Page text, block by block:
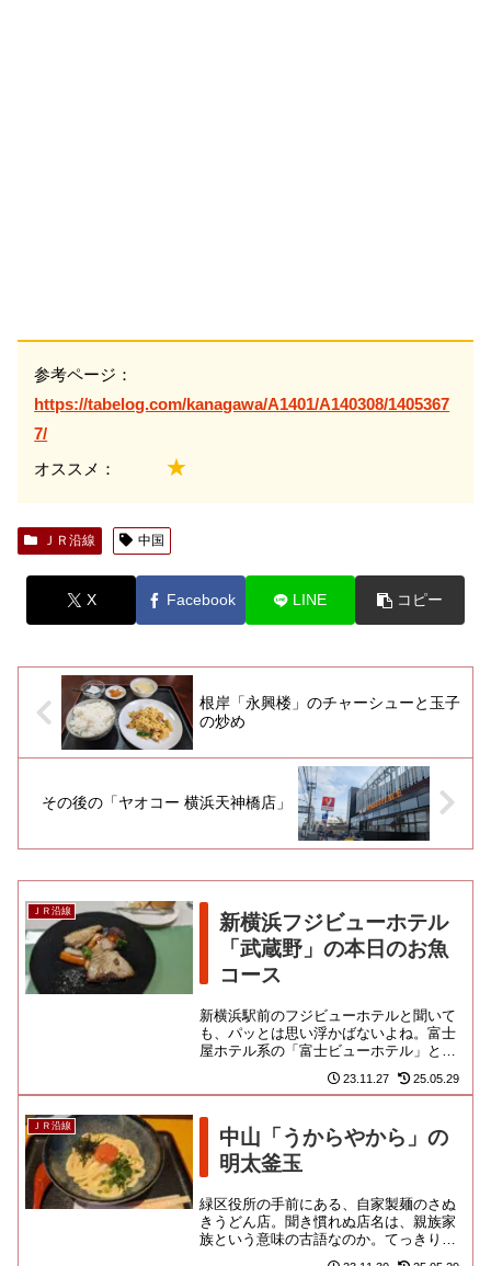
参考ページ：
https://tabelog.com/kanagawa/A1401/A140308/1405367
7/
オススメ： ★
ＪＲ沿線 中国
X Facebook LINE コピー
根岸「永興楼」のチャーシューと玉子
の炒め
その後の「ヤオコー 横浜天神橋店」
ＪＲ沿線
新横浜フジビューホテル
「武蔵野」の本日のお魚
コース
新横浜駅前のフジビューホテルと聞いて
も、パッとは思い浮かばないよね。富士
屋ホテル系の「富士ビューホテル」とは
別ものの独立系か。地場のビジホを利用
する機会はそうそう訪れないの...
23.11.27 25.05.29
ＪＲ沿線
中山「うからやから」の
明太釜玉
緑区役所の手前にある、自家製麺のさぬ
きうどん店。聞き慣れぬ店名は、親族家
族という意味の古語なのか。てっきり、
ヴィン・ディーゼルや日本語ラッパー感